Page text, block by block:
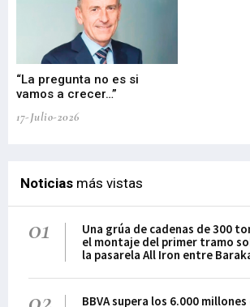
“La pregunta no es si
vamos a crecer…”
17-Julio-2026
Noticias más vistas
01
Una grúa de cadenas de 300
el montaje del primer tramo
la pasarela All Iron entre
BBVA supera los 6.000